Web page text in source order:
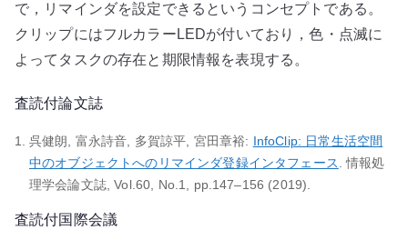
で，リマインダを設定できるというコンセプトである。
クリップにはフルカラーLEDが付いており，色・点滅に
よってタスクの存在と期限情報を表現する。
査読付論文誌
呉健朗, 富永詩音, 多賀諒平, 宮田章裕:
InfoClip: 日常生活空間
中のオブジェクトへのリマインダ登録インタフェース . 情報処
理学会論文誌, Vol.60, No.1, pp.147–156 (2019).
査読付国際会議